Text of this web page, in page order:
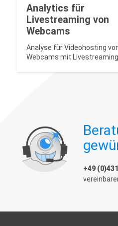
Analytics für
Livestreaming von
Webcams
Analyse für Videohosting
Webcams mit Livestreaming.
+49